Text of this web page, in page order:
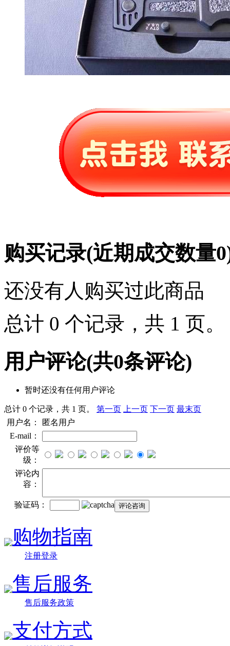
购买记录(近期成交数量0
还没有人购买过此商品
总计 0 个记录，共 1 页。
用户评论(共0条评论)
暂时还没有任何用户评论
总计 0 个记录，共 1 页。 第一页 上一页 下一页 最末页
用户名：
匿名用户
E-mail：
评价等
级：
评论内
容：
验证码：
购物指南
注册登录
售后服务
售后服务政策
支付方式